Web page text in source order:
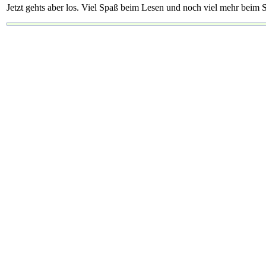
Jetzt gehts aber los. Viel Spaß beim Lesen und noch viel mehr beim